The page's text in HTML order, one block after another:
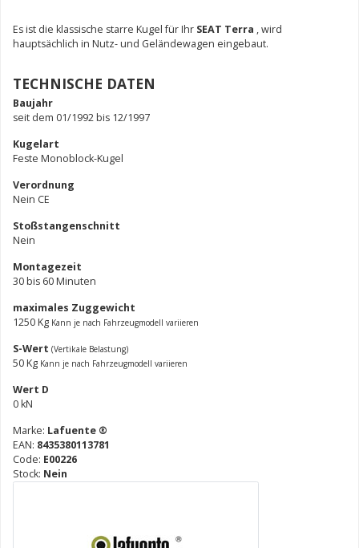
Es ist die klassische starre Kugel für Ihr SEAT Terra , wird
hauptsächlich in Nutz- und Geländewagen eingebaut.
TECHNISCHE DATEN
Baujahr
seit dem 01/1992 bis 12/1997
Kugelart
Feste Monoblock-Kugel
Verordnung
Nein CE
Stoßstangenschnitt
Nein
Montagezeit
30 bis 60 Minuten
maximales Zuggewicht
1250 Kg Kann je nach Fahrzeugmodell variieren
S-Wert (Vertikale Belastung)
50 Kg Kann je nach Fahrzeugmodell variieren
Wert D
0 kN
Marke: Lafuente ®
EAN: 8435380113781
Code: E00226
Stock: Nein